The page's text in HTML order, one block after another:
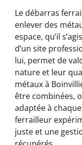
Le débarras
enlever des
espace, qu’il
d’un site
lui, permet de
nature et leur
métaux à
être combinées,
adaptée à
ferrailleur
juste et une